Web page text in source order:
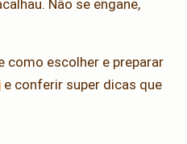
Não se engane,
como escolher e preparar
e conferir super dicas que